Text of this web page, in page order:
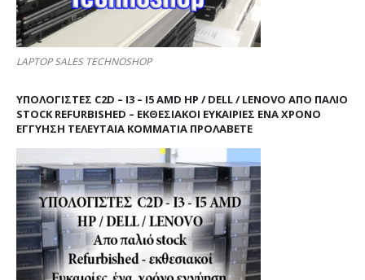
LAPTOP SALES TECHNOSHOP
ΥΠΟΛΟΓΙΣΤΕΣ C2D – I3 – I5 AMD HP / DELL / LENOVO ΑΠΟ ΠΑΛΙΌ
STOCK REFURBISHED – ΕΚΘΕΣΙΑΚΟΊ ΕΥΚΑΙΡΊΕΣ ΈΝΑ ΧΡΌΝΟ
ΕΓΓΎΗΣΗ ΤΕΛΕΥΤΑΊΑ ΚΟΜΜΆΤΙΑ ΠΡΟΛΑΒΕΤΕ